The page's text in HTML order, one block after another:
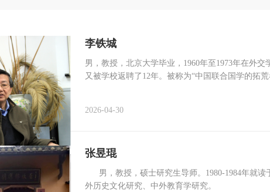
李铁城
男，教授，北京大学毕业，1960年至1973年在外交
又被学校返聘了12年。被称为“中国联合国学的拓
2026-04-30
张昱琨
男，教授，硕士研究生导师。1980-1984年就读
外历史文化研究、中外教育学研究。